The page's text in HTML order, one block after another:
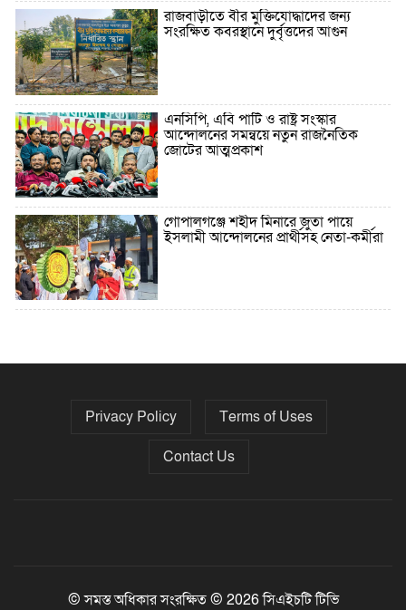
রাজবাড়ীতে বীর মুক্তিযোদ্ধাদের জন্য
সংরক্ষিত কবরস্থানে দুর্বৃত্তদের আগুন
এনসিপি, এবি পার্টি ও রাষ্ট্র সংস্কার
আন্দোলনের সমন্বয়ে নতুন রাজনৈতিক
জোটের আত্মপ্রকাশ
গোপালগঞ্জে শহীদ মিনারে জুতা পায়ে
ইসলামী আন্দোলনের প্রার্থীসহ নেতা-কর্মীরা
নির্বাচনের তফসিল ৮-১৫ ডিসেম্বরের মধ্যে
Privacy Policy
Terms of Uses
Contact Us
© সমস্ত অধিকার সংরক্ষিত © 2026 সিএইচটি টিভি